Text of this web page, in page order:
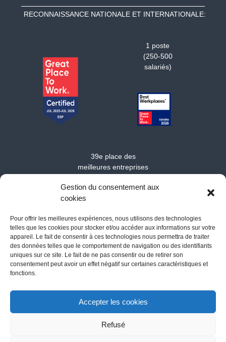
Gestion du consentement aux
cookies
Pour offrir les meilleures expériences, nous utilisons des technologies
telles que les cookies pour stocker et/ou accéder aux informations sur votre
appareil. Le fait de consentir à ces technologies nous permettra de traiter
des données telles que le comportement de navigation ou des identifiants
uniques sur ce site. Le fait de ne pas consentir ou de retirer son
consentement peut avoir un effet négatif sur certaines caractéristiques et
fonctions.
Accepter les cookies
Refusé
RECONNAISSANCE NATIONALE ET INTERNATIONALE:
1 poste
(250-500
salariés)
39e place des
meilleures entreprises
travailler en Europe en
cookies-Avis Légal-Privacy policy